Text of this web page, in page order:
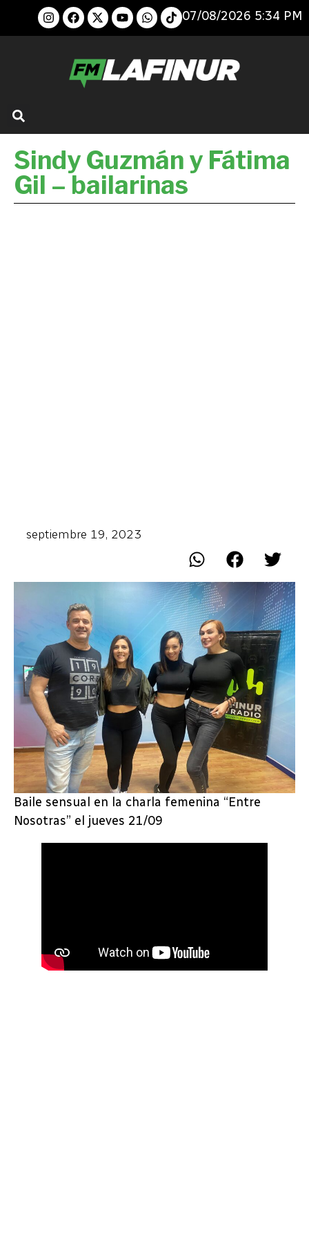
07/08/2026 5:34 PM
Sindy Guzmán y Fátima
Gil – bailarinas
septiembre 19, 2023
Baile sensual en la charla femenina “Entre
Nosotras” el jueves 21/09